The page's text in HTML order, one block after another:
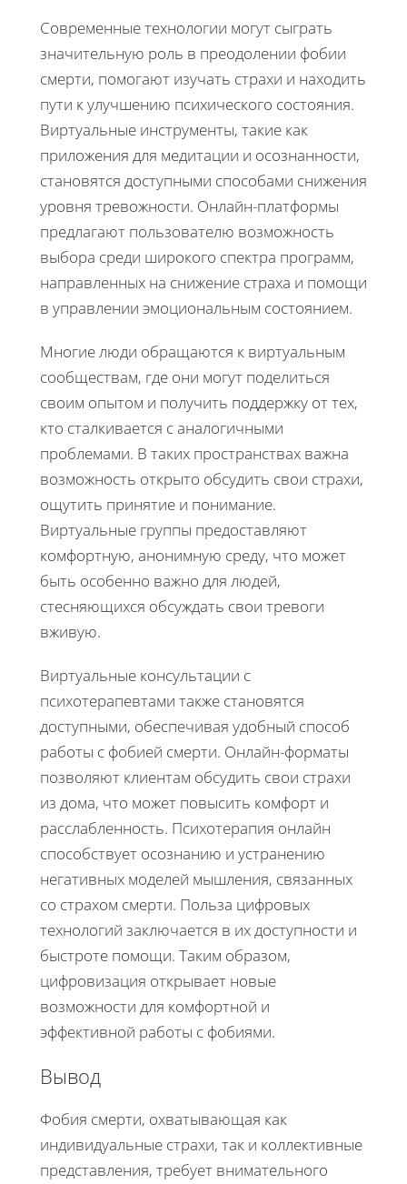
Современные технологии могут сыграть
значительную роль в преодолении фобии
смерти, помогают изучать страхи и находить
пути к улучшению психического состояния.
Виртуальные инструменты, такие как
приложения для медитации и осознанности,
становятся доступными способами снижения
уровня тревожности. Онлайн-платформы
предлагают пользователю возможность
выбора среди широкого спектра программ,
направленных на снижение страха и помощи
в управлении эмоциональным состоянием.
Многие люди обращаются к виртуальным
сообществам, где они могут поделиться
своим опытом и получить поддержку от тех,
кто сталкивается с аналогичными
проблемами. В таких пространствах важна
возможность открыто обсудить свои страхи,
ощутить принятие и понимание.
Виртуальные группы предоставляют
комфортную, анонимную среду, что может
быть особенно важно для людей,
стесняющихся обсуждать свои тревоги
вживую.
Виртуальные консультации с
психотерапевтами также становятся
доступными, обеспечивая удобный способ
работы с фобией смерти. Онлайн-форматы
позволяют клиентам обсудить свои страхи
из дома, что может повысить комфорт и
расслабленность. Психотерапия онлайн
способствует осознанию и устранению
негативных моделей мышления, связанных
со страхом смерти. Польза цифровых
технологий заключается в их доступности и
быстроте помощи. Таким образом,
цифровизация открывает новые
возможности для комфортной и
эффективной работы с фобиями.
Вывод
Фобия смерти, охватывающая как
индивидуальные страхи, так и коллективные
представления, требует внимательного